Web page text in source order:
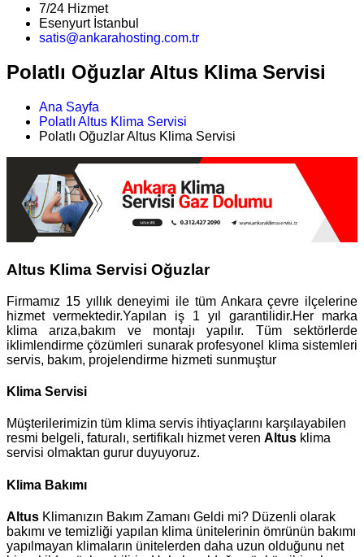
7/24 Hizmet
Esenyurt İstanbul
satis@ankarahosting.com.tr
Polatlı Oğuzlar Altus Klima Servisi
Ana Sayfa
Polatlı Altus Klima Servisi
Polatlı Oğuzlar Altus Klima Servisi
Altus Klima Servisi Oğuzlar
Firmamız 15 yıllık deneyimi ile tüm Ankara çevre ilçelerine
hizmet vermektedir.Yapılan iş 1 yıl garantilidir.Her marka
klima arıza,bakım ve montajı yapılır. Tüm sektörlerde
iklimlendirme çözümleri sunarak profesyonel klima sistemleri
servis, bakım, projelendirme hizmeti sunmuştur
Klima Servisi
Müşterilerimizin tüm klima servis ihtiyaçlarını karşılayabilen
resmi belgeli, faturalı, sertifikalı hizmet veren Altus klima
servisi olmaktan gurur duyuyoruz.
Klima Bakımı
Altus Klimanızın Bakım Zamanı Geldi mi? Düzenli olarak
bakımı ve temizliği yapılan klima ünitelerinin ömrünün bakımı
yapılmayan klimaların ünitelerden daha uzun olduğunu net